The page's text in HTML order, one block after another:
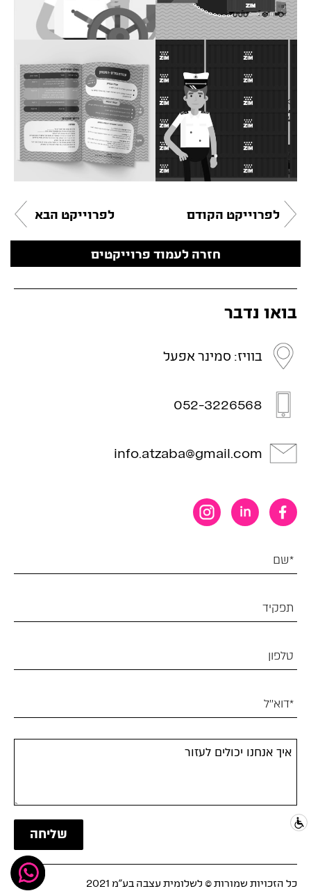
לפרוייקט הקודם
חזרה לעמוד פרוייקטים
לפרוייקט הבא
בואו נדבר
בוויז: סמינר אפעל
052-3226568
info.atzaba@gmail.com
כל הזכויות שמורות © לשלומית עצבה בע"מ 2021